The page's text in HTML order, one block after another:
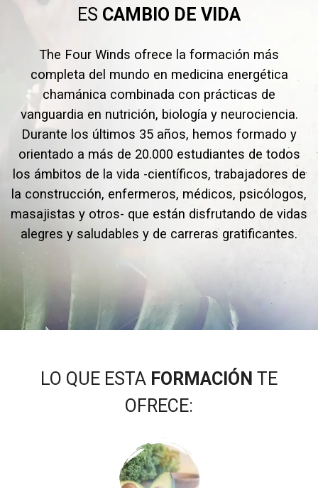
ES CAMBIO DE VIDA
The Four Winds ofrece la formación más
completa del mundo en medicina energética
chamánica combinada con prácticas de
vanguardia en nutrición, biología y neurociencia.
Durante los últimos 35 años, hemos formado y
orientado a más de 20.000 estudiantes de todos
los ámbitos de la vida -científicos, trabajadores de
la construcción, enfermeros, médicos, psicólogos,
masajistas y otros- que están disfrutando de vidas
alegres y saludables y de carreras gratificantes.
LO QUE ESTA FORMACIÓN TE
OFRECE: